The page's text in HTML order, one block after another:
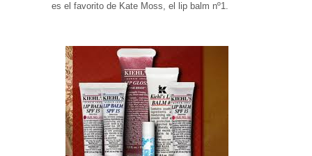
es el favorito de Kate Moss, el lip balm nº1.